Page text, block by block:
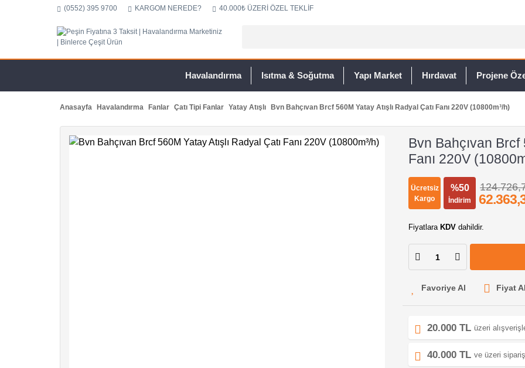
(0552) 395 9700 KARGOM NEREDE? 40.000₺ ÜZERİ ÖZEL TEKLİF
Havalandırma Isıtma & Soğutma Yapı Market Hırdavat Projene
Anasayfa Havalandırma Fanlar Çatı Tipi Fanlar Yatay Atışlı Bvn Bahçıvan Brcf 560M Yatay Atışlı Radyal Çatı Fanı 220V (10800m³/h)
Bvn Bahçıvan Brcf
Fanı 220V
Ücretsiz
Kargo
%50
İndirim
Fiyatlara KDV dahildir.
Fiyat
20.000 TL üzeri
40.000 TL ve üzeri